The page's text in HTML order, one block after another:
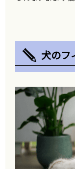
犬のフ